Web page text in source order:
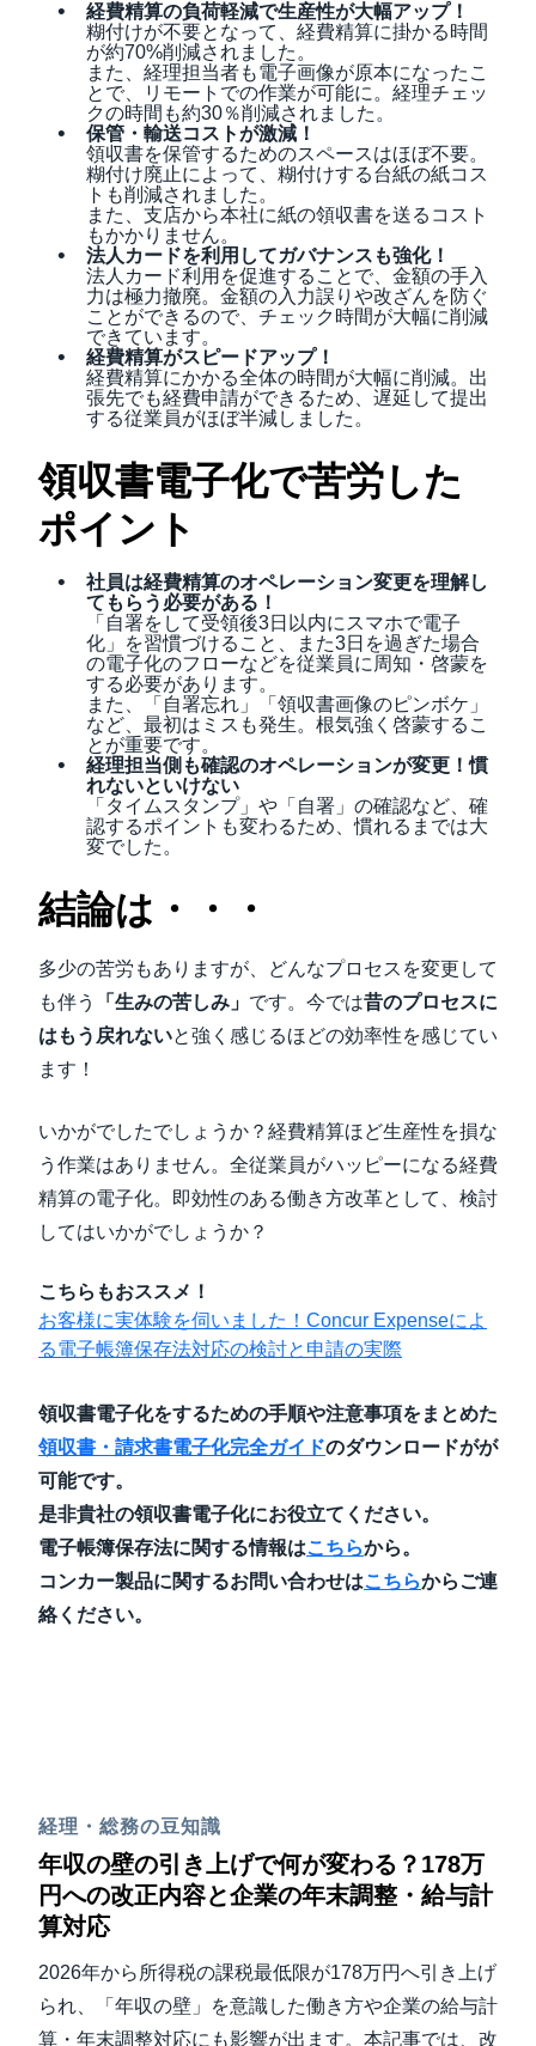
経費精算の負荷軽減で生産性が大幅アップ！
糊付けが不要となって、経費精算に掛かる時間
が約70%削減されました。
また、経理担当者も電子画像が原本になったこ
とで、リモートでの作業が可能に。経理チェッ
クの時間も約30％削減されました。
保管・輸送コストが激減！
領収書を保管するためのスペースはほぼ不要。
糊付け廃止によって、糊付けする台紙の紙コス
トも削減されました。
また、支店から本社に紙の領収書を送るコスト
もかかりません。
法人カードを利用してガバナンスも強化！
法人カード利用を促進することで、金額の手入
力は極力撤廃。金額の入力誤りや改ざんを防ぐ
ことができるので、チェック時間が大幅に削減
できています。
経費精算がスピードアップ！
経費精算にかかる全体の時間が大幅に削減。出
張先でも経費申請ができるため、遅延して提出
する従業員がほぼ半減しました。
領収書電子化で苦労した
ポイント
社員は経費精算のオペレーション変更を理解し
てもらう必要がある！
「自署をして受領後3日以内にスマホで電子
化」を習慣づけること、また3日を過ぎた場合
の電子化のフローなどを従業員に周知・啓蒙を
する必要があります。
また、「自署忘れ」「領収書画像のピンボケ」
など、最初はミスも発生。根気強く啓蒙するこ
とが重要です。
経理担当側も確認のオペレーションが変更！慣
れないといけない
「タイムスタンプ」や「自署」の確認など、確
認するポイントも変わるため、慣れるまでは大
変でした。
結論は・・・
多少の苦労もありますが、どんなプロセスを変更して
も伴う
「生みの苦しみ」 です。今では昔のプロセスに
はもう戻れないと強く感じるほどの効率性を感じてい
ます！
いかがでしたでしょうか？経費精算ほど生産性を損な
う作業はありません。全従業員がハッピーになる経費
精算の電子化。即効性のある働き方改革として、検討
してはいかがでしょうか？
こちらもおススメ！
お客様に実体験を伺いました！Concur Expenseによ
る電子帳簿保存法対応の検討と申請の実際
領収書電子化をするための手順や注意事項をまとめた
領収書・請求書電子化完全ガイドのダウンロードがが
可能です。
是非貴社の領収書電子化にお役立てください。
電子帳簿保存法に関する情報はこちらから。
コンカー製品に関するお問い合わせはこちらからご連
絡ください。
経理・総務の豆知識
年収の壁の引き上げで何が変わる？178万
円への改正内容と企業の年末調整・給与計
算対応
2026年から所得税の課税最低限が178万円へ引き上げ
られ、「年収の壁」を意識した働き方や企業の給与計
算・年末調整対応にも影響が出ます。本記事では、改